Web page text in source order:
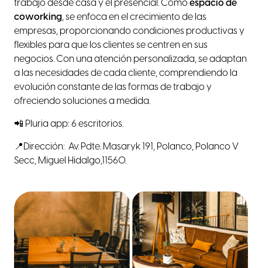
trabajo desde casa y el presencial. Comoespacio de
coworking, se enfoca en el crecimiento de las
empresas, proporcionando condiciones productivas y
flexibles para que los clientes se centren en sus
negocios. Con una atención personalizada, se adaptan
a las necesidades de cada cliente, comprendiendo la
evolución constante de las formas de trabajo y
ofreciendo soluciones a medida.
📲 Pluria app: 6 escritorios.
📍Dirección: Av. Pdte. Masaryk 191, Polanco, Polanco V
Secc, Miguel Hidalgo,11560.